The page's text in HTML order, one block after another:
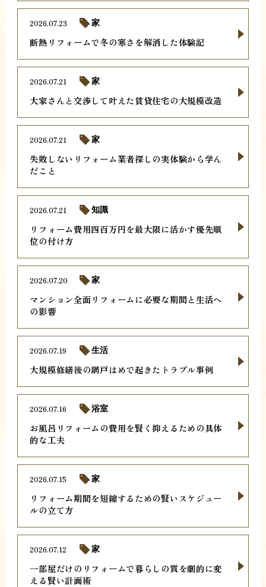
断熱リフォームで冬の寒さを解消した体験記
2026.07.23 家
大家さんと交渉して叶えた賃貸住宅の大規模改造
2026.07.21 家
失敗しないリフォーム業者探しの実体験から学ん
だこと
2026.07.21 家
リフォーム費用四百万円を最大限に活かす優先順
位の付け方
2026.07.21 知識
マンション全面リフォームに必要な期間と生活へ
の影響
2026.07.20 家
大規模修繕後の網戸はめで起きたトラブル事例
2026.07.19 生活
お風呂リフォームの費用を賢く抑えるための具体
的な工夫
2026.07.16 浴室
リフォーム期間を短縮するための賢いスケジュー
ルの立て方
2026.07.15 家
一部屋だけのリフォームで暮らしの質を劇的に変
える賢い計画術
2026.07.12 家